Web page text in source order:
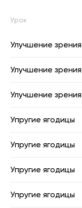
Урок
Улучшение зрения
Улучшение зрения
Улучшение зрения
Упругие ягодицы
Упругие ягодицы
Упругие ягодицы
Упругие ягодицы